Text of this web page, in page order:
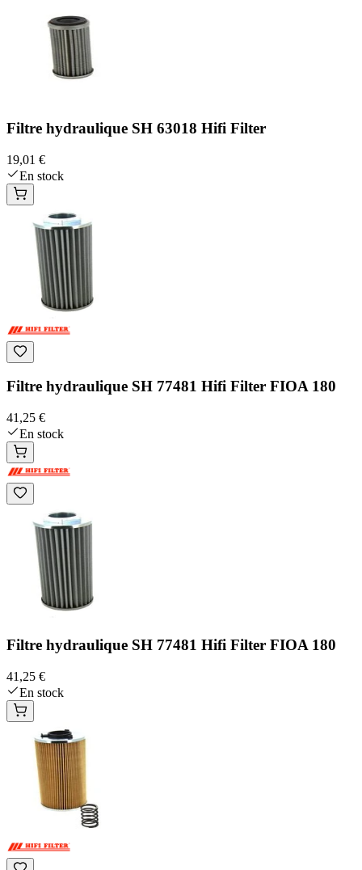
Filtre hydraulique SH 63018 Hifi Filter
19,01 €
En stock
Filtre hydraulique SH 77481 Hifi Filter FIOA 180
41,25 €
En stock
Filtre hydraulique SH 77481 Hifi Filter FIOA 180
41,25 €
En stock